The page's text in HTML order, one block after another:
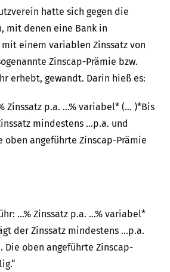
hatte sich gegen die
mit denen eine Bank in
einem variablen Zinssatz von
Zinscap-Prämie bzw.
erhebt, gewandt. Darin hieß es:
Zinssatz p.a. …% variabel* (… )*Bis
mindestens …p.a. und
oben angeführte Zinscap-Prämie
…% Zinssatz p.a. …% variabel*
der Zinssatz mindestens …p.a.
Die oben angeführte Zinscap-